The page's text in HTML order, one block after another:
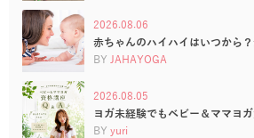
2026.08.06
赤ちゃんのハイハイはいつから
BY JAHAYOGA
2026.08.05
ヨガ未経験でもベビー＆ママヨ
BY yuri